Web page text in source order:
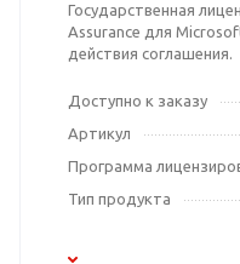
Государственная
Assurance для
действия соглашения.
Доступно к заказу
Артикул
Программа
Тип продукта